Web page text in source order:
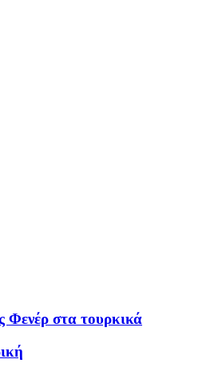
Φενέρ στα τουρκικά